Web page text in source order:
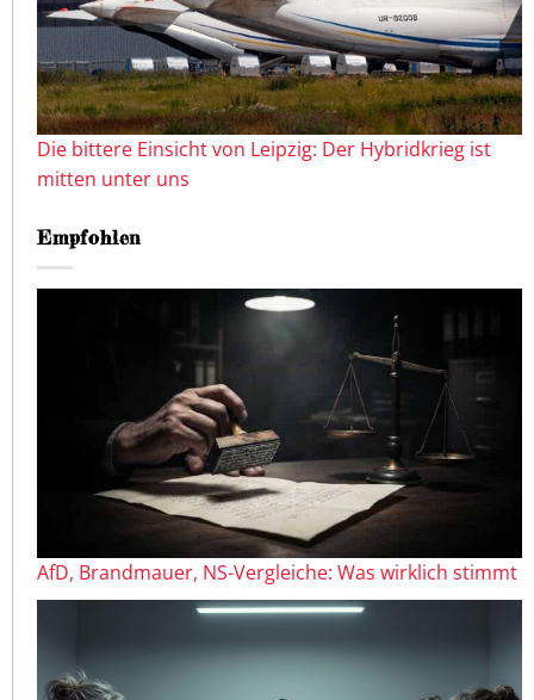
Die bittere Einsicht von Leipzig: Der Hybridkrieg ist
mitten unter uns
Empfohlen
AfD, Brandmauer, NS-Vergleiche: Was wirklich stimmt